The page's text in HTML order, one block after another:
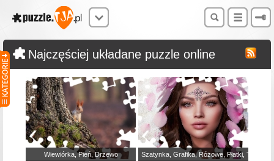
Najczęściej układane puzzle online
Wiewiórka, Pień, Drzewo Szatynka, Grafika, Różowe, Płatki, Twarz,